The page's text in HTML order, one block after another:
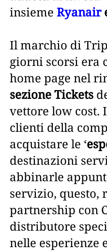
insieme Ryanair
Il marchio di
giorni scorsi era
home page nel
sezione Tickets
vettore low cost.
clienti della
acquistare le ‘
destinazioni
abbinarle
servizio, questo,
partnership con
distributore
nelle esperienze